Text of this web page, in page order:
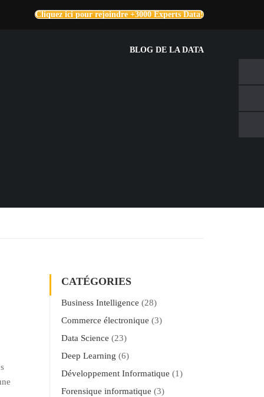
Cliquez ici pour rejoindre +3000 Experts Data!
BLOG DE LA DATA
CATÉGORIES
Business Intelligence (28)
Commerce électronique (3)
Data Science (23)
Deep Learning (6)
Développement Informatique (1)
Forensique informatique (3)